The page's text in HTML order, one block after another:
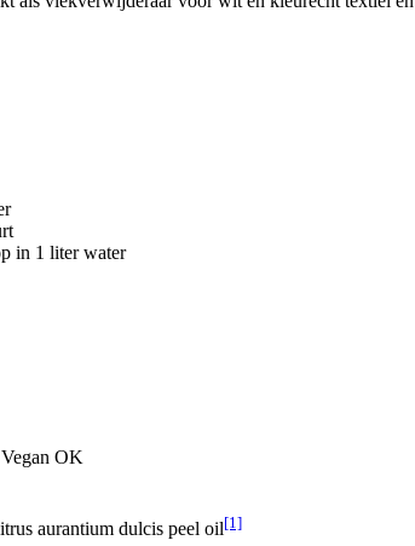
in 1 liter water
OK
aurantium dulcis peel oil[1]